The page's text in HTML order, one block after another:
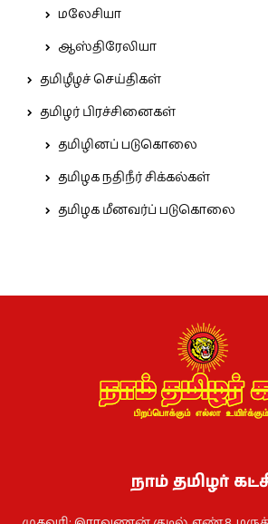
மலேசியா
ஆஸ்திரேலியா
தமிழீழச் செய்திகள்
தமிழர் பிரச்சினைகள்
தமிழினப் படுகொலை
தமிழக நதிநீர் சிக்கல்கள்
தமிழக மீனவர்ப் படுகொலை
நாம் தமிழர்